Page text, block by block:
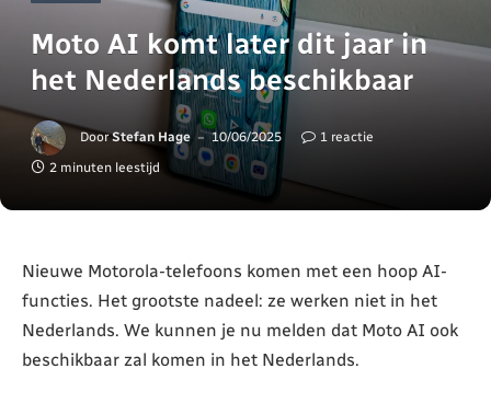
Moto AI komt later dit jaar in
het Nederlands beschikbaar
Door Stefan Hage 10/06/2025
1 reactie
2 minuten leestijd
Nieuwe Motorola-telefoons komen met een hoop AI-
functies. Het grootste nadeel: ze werken niet in het
Nederlands. We kunnen je nu melden dat Moto AI ook
beschikbaar zal komen in het Nederlands.